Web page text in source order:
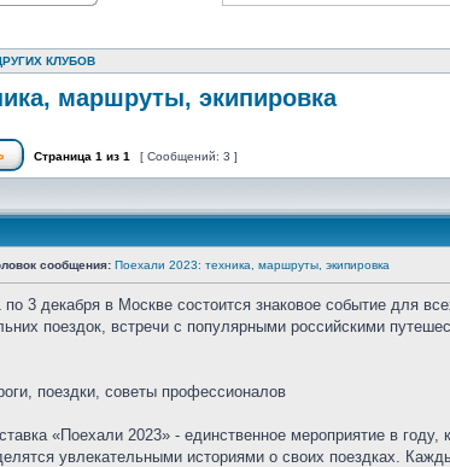
КЛУБОВ
маршруты, экипировка
Страница 1 из 1 [ Сообщений: 3 ]
сообщения: Поехали 2023: техника, маршруты, экипировка
3 декабря в Москве состоится знаковое событие для
поездок, встречи с популярными российскими
поездки, советы профессионалов
«Поехали 2023» - единственное мероприятие в
увлекательными историями о своих поездках.